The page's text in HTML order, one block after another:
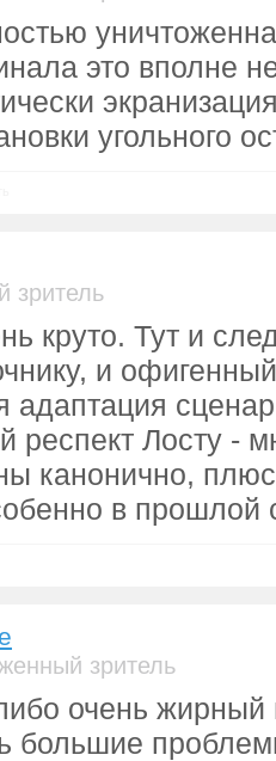
это вполне
угольного
зритель
круто. Тут и
и
адаптация
респект Лосту -
канонично,
в прошлой
зритель
очень жирный
большие